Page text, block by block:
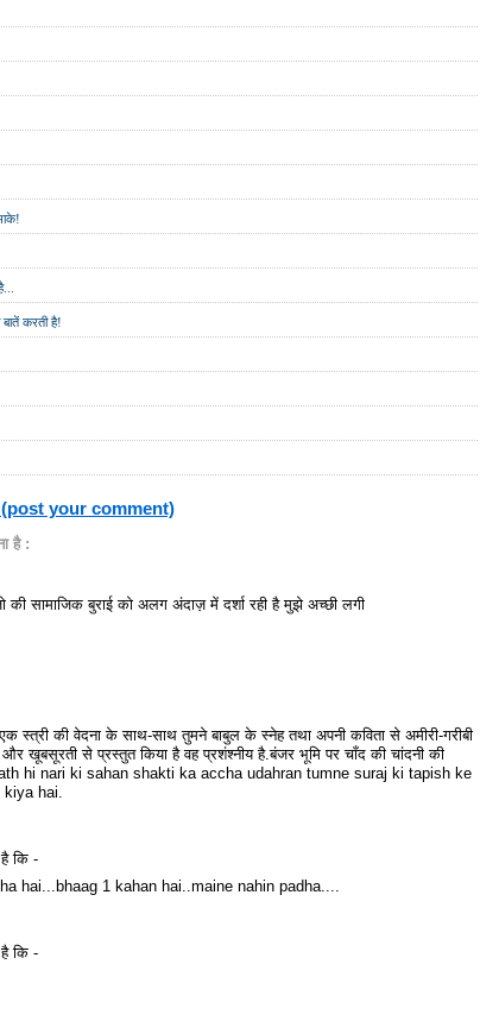
करती है!
(post your comment)
है :
की सामाजिक बुराई को अलग अंदाज़ में दर्शा रही है मुझे अच्छी लगी
स्त्री की वेदना के साथ-साथ तुमने बाबुल के स्नेह तथा अपनी कविता से अमीरी-गरीबी
खूबसूरती से प्रस्तुत किया है वह प्रशंश्नीय है.बंजर भूमि पर चाँद की चांदनी की
hi nari ki sahan shakti ka accha udahran tumne suraj ki tapish ke
kiya hai.
कि -
hai...bhaag 1 kahan hai..maine nahin padha....
कि -